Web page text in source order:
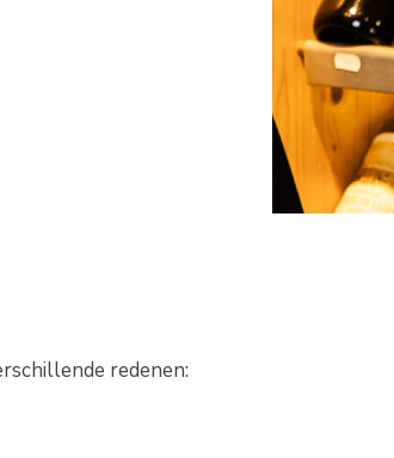
redenen: